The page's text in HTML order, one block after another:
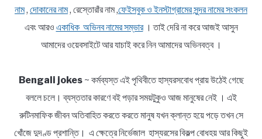
নাম, দোকানের নাম, রেস্তোরাঁর নাম ,ফেইসবুক ও ইনস্টাগ্রামের সুন্দর নামের সংকলন
এবং আরও একাধিক অভিনব নামের সম্ভার। তাই দেরি না করে আজই আসুন
আমাদের ওয়েবসাইটে আর যাচাই করে নিন আমাদের অভিনবত্ব ।
Bengali jokes~ কর্মব্যস্ত এই পৃথিবীতে হাস্যরসবোধ প্রায় উঠেই গেছে
বললে চলে। ব্যস্ততার কারণে বই পড়ার সময়টুকুও আজ মানুষের নেই । এই
রুটিনমাফিক জীবন অতিবাহিত করতে করতে মানুষ যখন ক্লান্ত হয়ে পড়ে তখন সে
খোঁজে দুদণ্ড প্রশান্তি। এ ক্ষেত্রে নির্ভেজাল হাস্যরসের বিকল্প বোধহয় আর কিছুই